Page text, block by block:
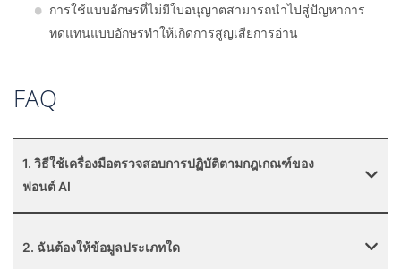
การใช้แบบอักษรที่ไม่มีใบอนุญาตสามารถนำไปสู่ปัญหาการ
ทดแทนแบบอักษรทำให้เกิดการสูญเสียการอ่าน
FAQ
1. วิธีใช้เครื่องมือตรวจสอบการปฏิบัติตามกฎเกณฑ์ของ
ฟอนต์ AI
2. ฉันต้องให้ข้อมูลประเภทใด